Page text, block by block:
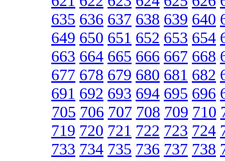
635 636 637 638 639 640
649 650 651 652 653 654
663 664 665 666 667 668
677 678 679 680 681 682
691 692 693 694 695 696
705 706 707 708 709 710
719 720 721 722 723 724
733 734 735 736 737 738